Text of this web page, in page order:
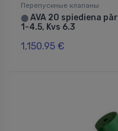
Перепускные клапаны
⬤ AVA 20 spiediena
1-4.5, Kvs 6.3
1,150.95 €